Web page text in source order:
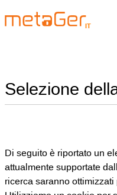
IT
Selezione
Di seguito è riportato un
attualmente supportate
ricerca saranno